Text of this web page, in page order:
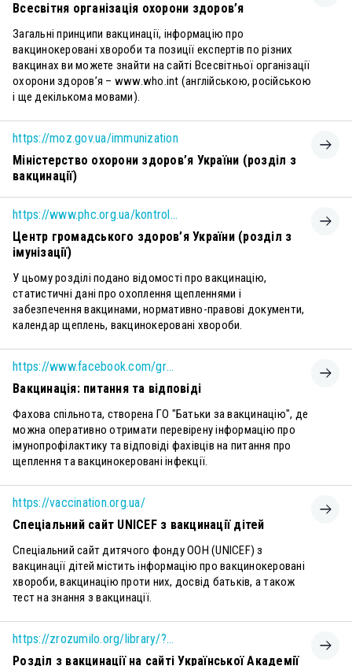
Всесвітня організація охорони здоров’я
Загальні принципи вакцинації, інформацію про
вакцинокеровані хвороби та позиції експертів по різних
вакцинах ви можете знайти на сайті Всесвітньої організації
охорони здоров’я – www.who.int (англійською, російською
і ще декількома мовами).
https://moz.gov.ua/immunization
Міністерство охорони здоров’я України (розділ з
вакцинації)
https://www.phc.org.ua/kontrol-zakhvoryuvan/imunizaciya
Центр громадського здоров’я України (розділ з
імунізації)
У цьому розділі подано відомості про вакцинацію,
статистичні дані про охоплення щепленнями і
забезпечення вакцинами, нормативно-правові документи,
календар щеплень, вакцинокеровані хвороби.
https://www.facebook.com/groups/bzvorgua
Вакцинація: питання та відповіді
Фахова спільнота, створена ГО "Батьки за вакцинацію", де
можна оперативно отримати перевірену інформацію про
імунопрофілактику та відповіді фахівців на питання про
щеплення та вакцинокеровані інфекції.
https://vaccination.org.ua/
Спеціальний сайт UNICEF з вакцинації дітей
Спеціальний сайт дитячого фонду ООН (UNICEF) з
вакцинації дітей містить інформацію про вакцинокеровані
хвороби, вакцинацію проти них, досвід батьків, а також
тест на знання з вакцинації.
https://zrozumilo.org/library/?_categories_library=profilaktyka-zahvoryuvan&fbclid=IwAR1vaRvjCUFKND-JBwNcL3ZV9oxpDWP6SuULjz_2c9x5jp7eBYgAGeBPnVk
Розділ з вакцинації на сайті Української Академії